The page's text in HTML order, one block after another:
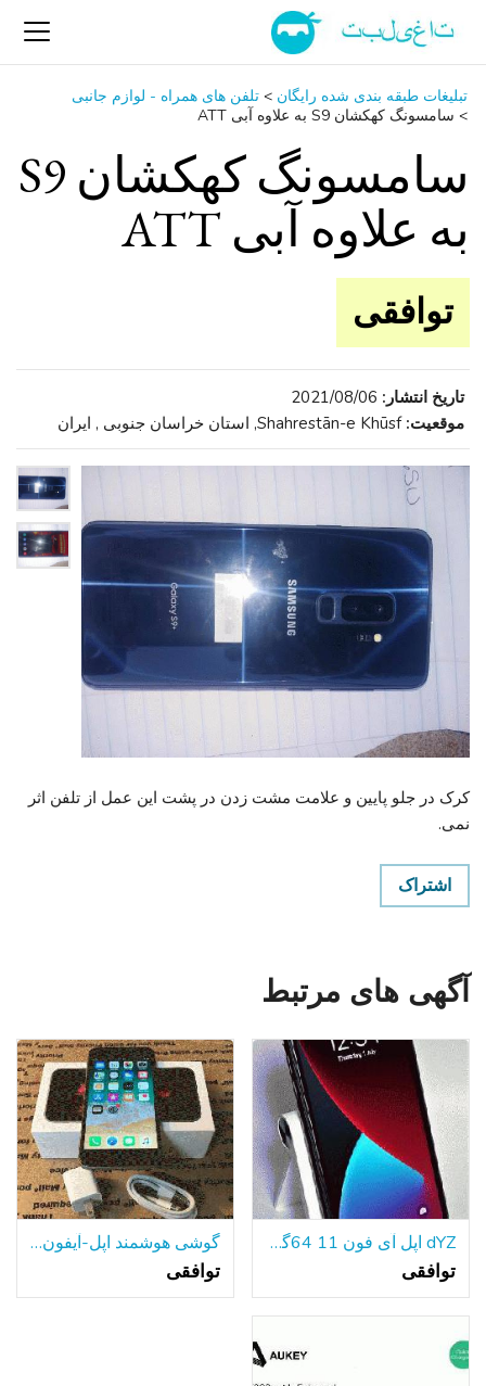
تبلیغات طبقه بندی شده رایگان > تلفن ‌های همراه - لوازم جانبی
> سامسونگ کهکشان S9 به علاوه آبی ATT
سامسونگ کهکشان S9
به علاوه آبی ATT
توافقی
تاریخ انتشار: 2021/08/06
موقعیت: Shahrestān-e Khūsf, استان خراسان جنوبی , ایران
کرک در جلو پایین و علامت مشت زدن در پشت این عمل از تلفن اثر
نمی.
اشتراک
آگهی های مرتبط
dYZ اپل آی فون 11 64گیگابایت سیاه A2111 تی موبایل/با حداکثر سرعت دویدن گارانتی!
توافقی
گوشی هوشمند اپل-آیفون 6s-64GB قفل شده است
توافقی